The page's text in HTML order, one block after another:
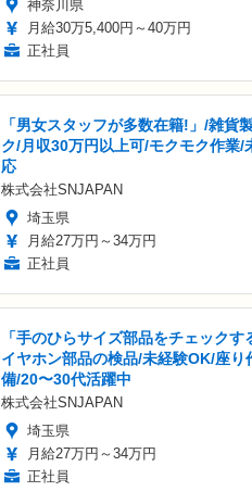
神奈川県
月給30万5,400円～40万円
正社員
「男女スタッフが多数在籍!」/雑貨
ク/月収30万円以上可/モクモク作業/
応
株式会社SNJAPAN
埼玉県
月給27万円～34万円
正社員
「手のひらサイズ部品をチェック
イヤホン部品の検品/未経験OK/座り
備/20〜30代活躍中
株式会社SNJAPAN
埼玉県
月給27万円～34万円
正社員